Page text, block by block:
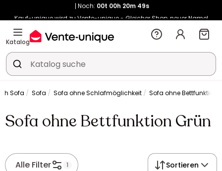
Kauf-unique wird zu Vente-unique - Gleicher Shop, neuer Name!
-10% ab €450 mitENJOY10auf Vente-unique-Produkte
Noch:
Katalog
Sofa Sofa Sofa ohne Schlafmöglichkeit Sofa ohne Bettfunktion
Sofa ohne Bettfunktion Grün
Alle Filter 1 Sortieren